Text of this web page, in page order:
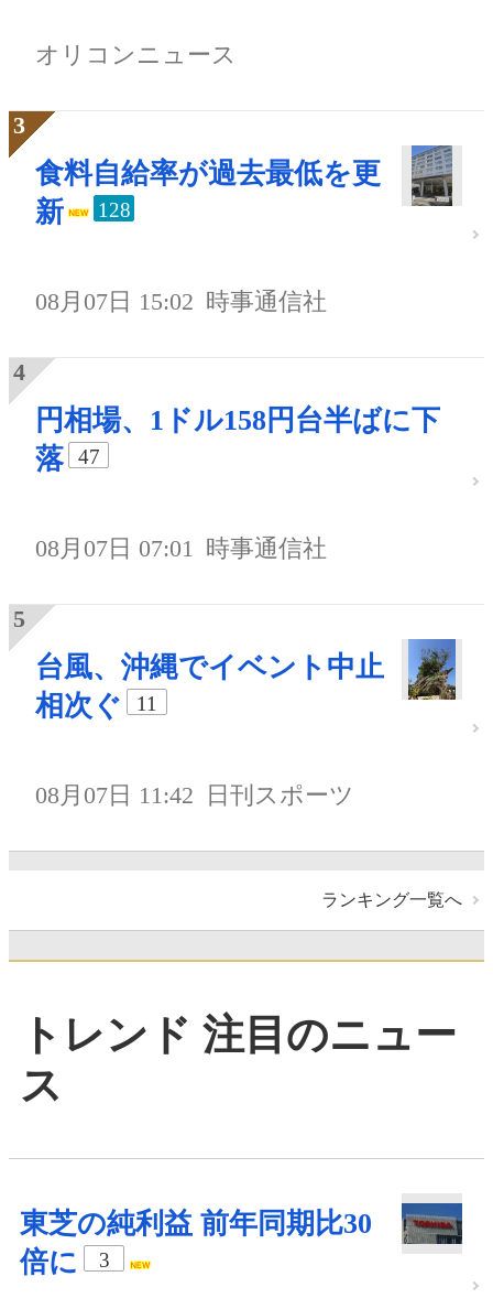
オリコンニュース
食料自給率が過去最低を更
新
128
08月07日 15:02 時事通信社
円相場、1ドル158円台半ばに下
落
47
08月07日 07:01 時事通信社
台風、沖縄でイベント中止
相次ぐ
11
08月07日 11:42 日刊スポーツ
ランキング一覧へ
トレンド 注目のニュー
ス
東芝の純利益 前年同期比30
倍に
3